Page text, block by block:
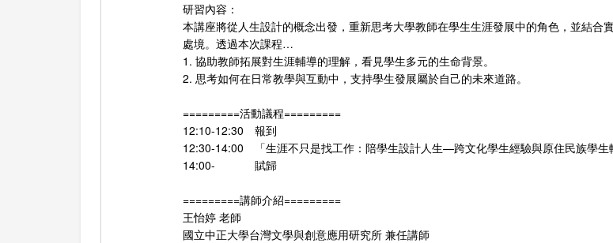
研習內容：
本講座將從人生設計的概念出發，重新思考大學教師在學生生涯發展中的角色，並結
處境。透過本次課程…
1. 協助教師拓展對生涯輔導的理解，看見學生多元的生命背景。
2. 思考如何在日常教學與互動中，支持學生發展屬於自己的未來道路。
=========活動議程=========
12:10-12:30 報到
12:30-14:00 「生涯不只是找工作：陪學生設計人生—跨文化學生經驗與原住民族學生
14:00- 賦歸
=========講師介紹=========
王怡婷 老師
國立中正大學台灣文學與創意應用研究所 兼任講師